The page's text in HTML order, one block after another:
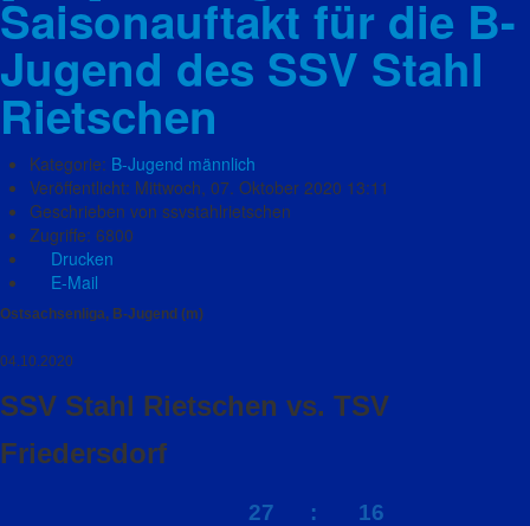
Saisonauftakt für die B-
Jugend des SSV Stahl
Rietschen
Kategorie: B-Jugend männlich
Veröffentlicht: Mittwoch, 07. Oktober 2020 13:11
Geschrieben von ssvstahlrietschen
Zugriffe: 6800
Drucken
E-Mail
Ostsachsenliga, B-Jugend (m)
04.10.2020
SSV Stahl Rietschen vs. TSV
Friedersdorf
27 : 16